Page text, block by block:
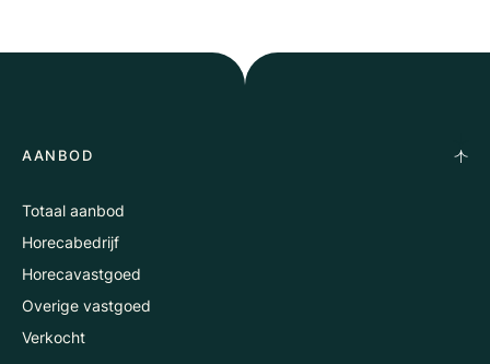
AANBOD
Totaal aanbod
Horecabedrijf
Horecavastgoed
Overige vastgoed
Verkocht